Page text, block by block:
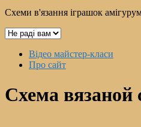
Схеми в'язання іграшок
Выбрать
МенюВідео майстер-класи
Про сайт
Схема